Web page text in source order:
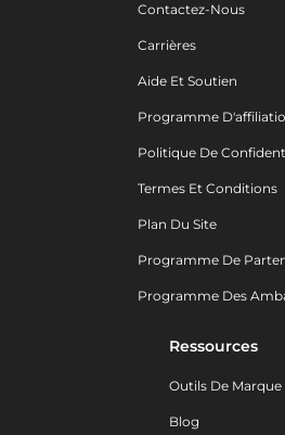
Contactez-Nous
Carrières
Aide Et Soutien
Programme
Politique De
Termes Et Conditions
Plan Du Site
Programme De
Programme Des
Ressources
Outils De Marque
Blog